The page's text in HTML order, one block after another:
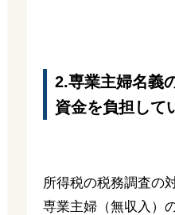
2.専業主婦名義
資金を負担して
所得税の税務調査の
専業主婦（無収入）